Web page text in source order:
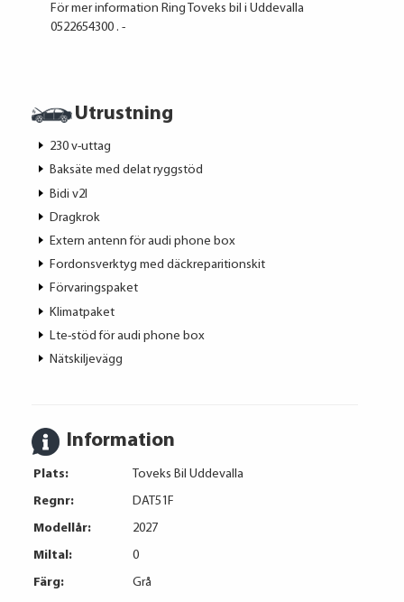
För mer information Ring Toveks bil i Uddevalla
0522654300 . -
Utrustning
230 v-uttag
Baksäte med delat ryggstöd
Bidi v2l
Dragkrok
Extern antenn för audi phone box
Fordonsverktyg med däckreparitionskit
Förvaringspaket
Klimatpaket
Lte-stöd för audi phone box
Nätskiljevägg
Information
Plats:
Toveks Bil Uddevalla
Regnr:
DAT51F
Modellår:
2027
Miltal:
0
Färg:
Grå